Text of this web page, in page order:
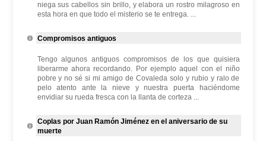
niega sus cabellos sin brillo, y elabora un rostro milagroso en
esta hora en que todo el misterio se te entrega. ...
Compromisos antiguos
Tengo algunos antiguos compromisos de los que quisiera
liberarme ahora recordando. Por ejemplo aquel con el niño
pobre y no sé si mi amigo de Covaleda solo y rubio y ralo de
pelo atento ante la nieve y nuestra puerta haciéndome
envidiar su rueda fresca con la llanta de corteza ...
Coplas por Juan Ramón Jiménez en el aniversario de su
muerte